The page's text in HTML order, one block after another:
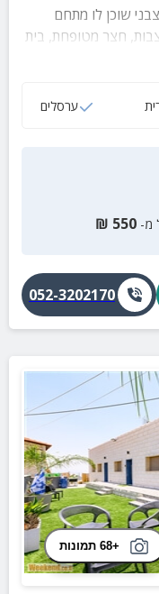
שוכן לו מתחם
ומעוצבות, חצר מטופחת, בית
בו תוכלו ליהנות
ערסלים
מ- 550
₪
052-3202170
+68 תמונות